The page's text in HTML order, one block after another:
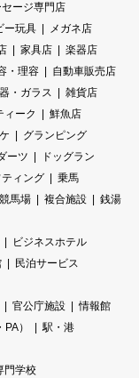
ージ専門店
ー玩具
メガネ店
家具店
楽器店
・理容
自動車販売店
・ガラス
雑貨店
ィーク
鮮魚店
グランピング
ーツ
ドッグラン
ティング
乗馬
競馬場 複合施設
銭湯
ビジネスホテル
民泊サービス
官公庁施設
情報館
）
駅・港
門学校